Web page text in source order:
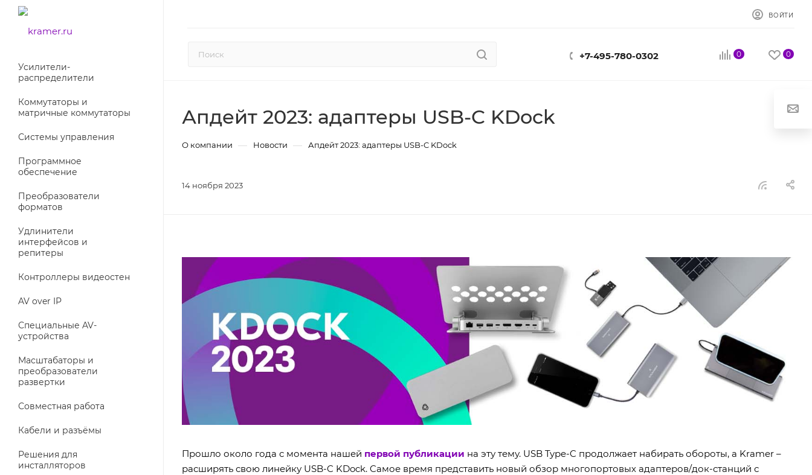
ВОЙТИ
+7-495-780-0302 0 0
Усилители-
раcпределители
Коммутаторы и
матричные коммутаторы
Системы управления
Программное
обеспечение
Преобразователи
форматов
Удлинители
интерфейсов и
репитеры
Контроллеры видеостен
AV over IP
Специальные AV-
устройства
Масштабаторы и
преобразователи
развертки
Совместная работа
Кабели и разъёмы
Решения для
инсталляторов
Апдейт 2023: адаптеры USB-C KDock
О компании — Новости — Апдейт 2023: адаптеры USB-C KDock
14 ноября 2023
Прошло около года с момента нашей первой публикации на эту тему. USB Type-C продолжает набирать обороты, а Kramer –
расширять свою линейку USB-C KDock. Cамое время представить новый обзор многопортовых адаптеров/док-станций с